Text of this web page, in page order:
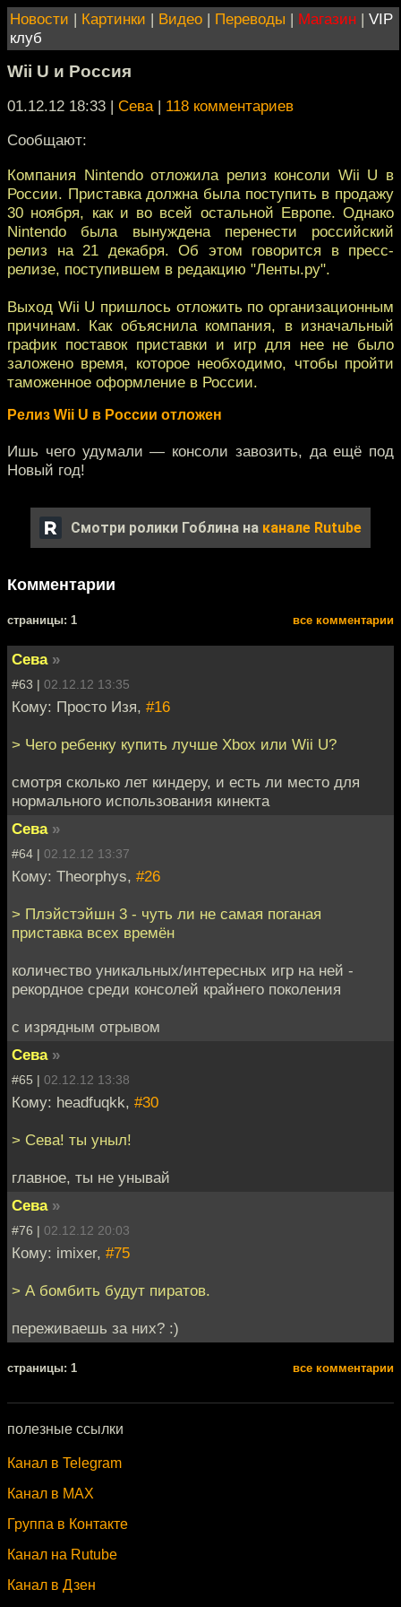
Новости | Картинки | Видео | Переводы | Магазин | VIP
клуб
Wii U и Россия
01.12.12 18:33 | Сева| 118 комментариев
Сообщают:
Компания Nintendo отложила релиз консоли Wii U в
России. Приставка должна была поступить в продажу
30 ноября, как и во всей остальной Европе. Однако
Nintendo была вынуждена перенести российский
релиз на 21 декабря. Об этом говорится в пресс-
релизе, поступившем в редакцию "Ленты.ру".
Выход Wii U пришлось отложить по организационным
причинам. Как объяснила компания, в изначальный
график поставок приставки и игр для нее не было
заложено время, которое необходимо, чтобы пройти
таможенное оформление в России.
Релиз Wii U в России отложен
Ишь чего удумали — консоли завозить, да ещё под
Новый год!
Смотри ролики Гоблина на канале Rutube
Комментарии
cтраницы: 1 все комментарии
Сева »
#63 | 02.12.12 13:35
Кому: Просто Изя, #16
> Чего ребенку купить лучше Xbox или Wii U?
смотря сколько лет киндеру, и есть ли место для
нормального использования кинекта
Сева »
#64 | 02.12.12 13:37
Кому: Theorphys, #26
> Плэйстэйшн 3 - чуть ли не самая поганая
приставка всех времён
количество уникальных/интересных игр на ней -
рекордное среди консолей крайнего поколения
с изрядным отрывом
Сева »
#65 | 02.12.12 13:38
Кому: headfuqkk, #30
> Сева! ты уныл!
главное, ты не унывай
Сева »
#76 | 02.12.12 20:03
Кому: imixer, #75
> А бомбить будут пиратов.
переживаешь за них? :)
cтраницы: 1 все комментарии
полезные ссылки
Канал в Telegram
Канал в MAX
Группа в Контакте
Канал на Rutube
Канал в Дзен